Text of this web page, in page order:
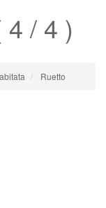
4 / 4 )
Ruetto